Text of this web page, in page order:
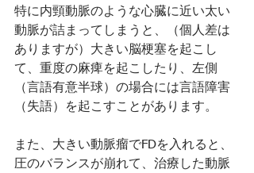
特に内頸動脈のような心臓に近い太い
動脈が詰まってしまうと、（個人差は
ありますが）大きい脳梗塞を起こし
て、重度の麻痺を起こしたり、左側
（言語有意半球）の場合には言語障害
（失語）を起こすことがあります。
また、大きい動脈瘤でFDを入れると、
圧のバランスが崩れて、治療した動脈